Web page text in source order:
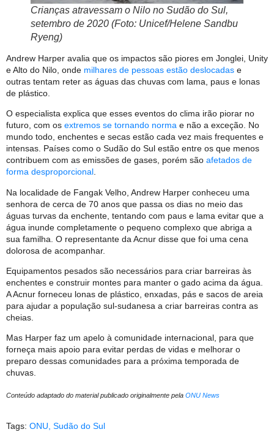
Crianças atravessam o Nilo no Sudão do Sul,
setembro de 2020 (Foto: Unicef/Helene Sandbu
Ryeng)
Andrew Harper avalia que os impactos são piores em Jonglei, Unity
e Alto do Nilo, onde milhares de pessoas estão deslocadas e
outras tentam reter as águas das chuvas com lama, paus e lonas
de plástico.
O especialista explica que esses eventos do clima irão piorar no
futuro, com os extremos se tornando norma e não a exceção. No
mundo todo, enchentes e secas estão cada vez mais frequentes e
intensas. Países como o Sudão do Sul estão entre os que menos
contribuem com as emissões de gases, porém são afetados de
forma desproporcional
Na localidade de Fangak Velho, Andrew Harper conheceu uma
senhora de cerca de 70 anos que passa os dias no meio das
águas turvas da enchente, tentando com paus e lama evitar que a
água inunde completamente o pequeno complexo que abriga a
sua familha. O representante da Acnur disse que foi uma cena
dolorosa de acompanhar.
Equipamentos pesados são necessários para criar barreiras às
enchentes e construir montes para manter o gado acima da água.
A Acnur forneceu lonas de plástico, enxadas, pás e sacos de areia
para ajudar a população sul-sudanesa a criar barreiras contra as
cheias.
Mas Harper faz um apelo à comunidade internacional, para que
forneça mais apoio para evitar perdas de vidas e melhorar o
preparo dessas comunidades para a próxima temporada de
chuvas.
Conteúdo adaptado do material publicado originalmente pela ONU News
Tags: ONU Sudão do Sul